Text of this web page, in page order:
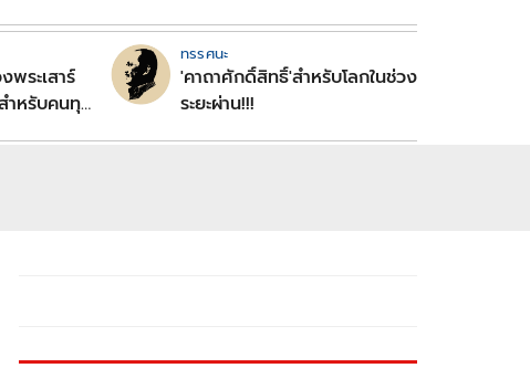
ระเสาร์
ำหรับคนทุก
ทรรศนะ
'คาถาศักดิ์สิทธิ์'สำหรับโลกในช่วง
ระยะผ่าน!!!